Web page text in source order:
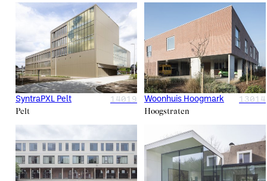
SyntraPXL Pelt
14019
Pelt
Woonhuis Hoogmark
13014
Hoogstraten